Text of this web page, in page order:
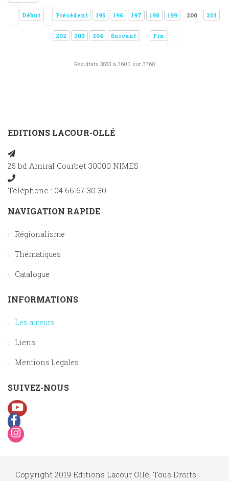
Début Précédent 195 196 197 198 199 200 201
202 203 204 Suivant Fin
Résultats 3583 à 3600 sur 3760
EDITIONS LACOUR-OLLÉ
25 bd Amiral Courbet 30000 NIMES
Téléphone : 04 66 67 30 30
NAVIGATION RAPIDE
Régionalisme
Thématiques
Catalogue
INFORMATIONS
Les auteurs
Liens
Mentions Légales
SUIVEZ-NOUS
Copyright 2019 Editions Lacour Ollé, Tous Droits